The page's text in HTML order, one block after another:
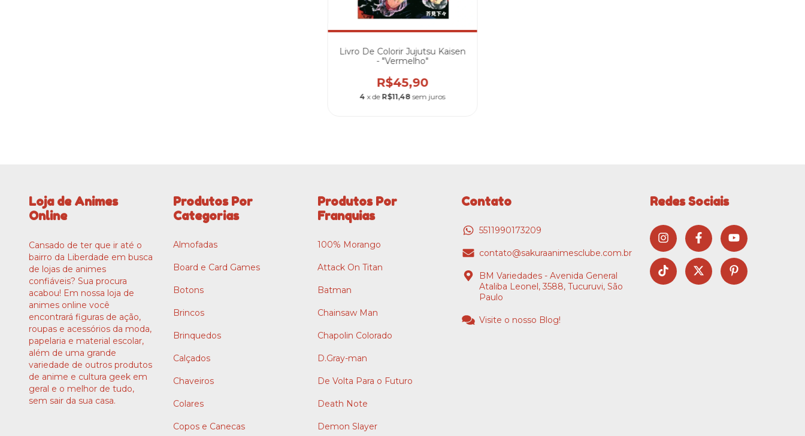
Livro De Colorir Jujutsu Kaisen
- "Vermelho"
R$45,90
4 x de R$11,48 sem juros
Loja de Animes
Online
Cansado de ter que ir até o
bairro da Liberdade em busca
de lojas de animes
confiáveis? Sua procura
acabou! Em nossa loja de
animes online você
encontrará figuras de ação,
roupas e acessórios da moda,
papelaria e material escolar,
além de uma grande
variedade de outros produtos
de anime e cultura geek em
geral e o melhor de tudo,
sem sair da sua casa.
Produtos Por
Categorias
Almofadas
Board e Card Games
Botons
Brincos
Brinquedos
Calçados
Chaveiros
Colares
Copos e Canecas
Produtos Por
Franquias
100% Morango
Attack On Titan
Batman
Chainsaw Man
Chapolin Colorado
D.Gray-man
De Volta Para o Futuro
Death Note
Demon Slayer
Contato
5511990173209
contato@sakuraanimesclube.com.br
BM Variedades - Avenida General
Ataliba Leonel, 3588, Tucuruvi, São
Paulo
Visite o nosso Blog!
Redes Sociais